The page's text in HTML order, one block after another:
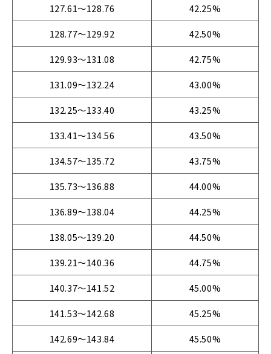
127.61～128.76
42.25%
128.77～129.92
42.50%
129.93～131.08
42.75%
131.09～132.24
43.00%
132.25～133.40
43.25%
133.41～134.56
43.50%
134.57～135.72
43.75%
135.73～136.88
44.00%
136.89～138.04
44.25%
138.05～139.20
44.50%
139.21～140.36
44.75%
140.37～141.52
45.00%
141.53～142.68
45.25%
142.69～143.84
45.50%